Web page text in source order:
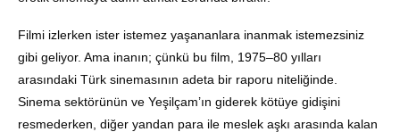
Filmi izlerken ister istemez yaşananlara inanmak istemezsiniz
gibi geliyor. Ama inanın; çünkü bu film, 1975–80 yılları
arasındaki Türk sinemasının adeta bir raporu niteliğinde.
Sinema sektörünün ve Yeşilçam’ın giderek kötüye gidişini
resmederken, diğer yandan para ile meslek aşkı arasında kalan